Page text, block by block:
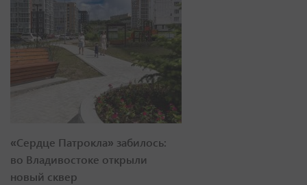
«Сердце Патрокла» забилось:
во Владивостоке открыли
новый сквер